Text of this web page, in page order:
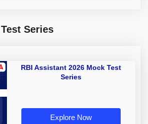
Series
RBI Assistant 2026 Mock Test
Series
Explore Now